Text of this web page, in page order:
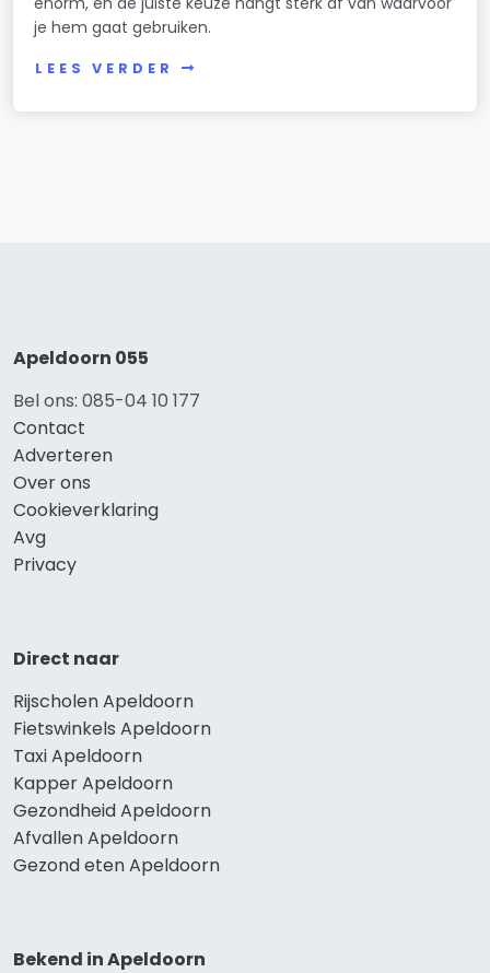
je hem gaat gebruiken.
LEES VERDER
Apeldoorn 055
Bel ons: 085-04 10 177
Contact
Adverteren
Over ons
Cookieverklaring
Avg
Privacy
Direct naar
Rijscholen Apeldoorn
Fietswinkels Apeldoorn
Taxi Apeldoorn
Kapper Apeldoorn
Gezondheid Apeldoorn
Afvallen Apeldoorn
Gezond eten Apeldoorn
Bekend in Apeldoorn